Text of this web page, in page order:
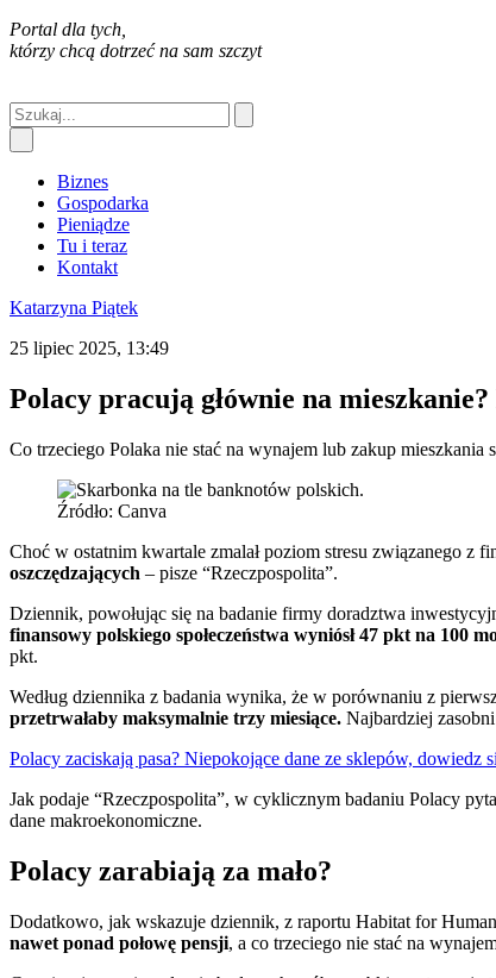
Portal dla tych,
którzy chcą dotrzeć na sam szczyt
Biznes
Gospodarka
Pieniądze
Tu i teraz
Kontakt
Katarzyna Piątek
25 lipiec 2025, 13:49
Polacy pracują głównie na
Co trzeciego Polaka nie stać na wynajem lub zakup mieszkania
Źródło: Canva
Choć w ostatnim kwartale zmalał poziom stresu związanego z
oszczędzających – pisze “Rzeczpospolita”.
Dziennik, powołując się na badanie firmy doradztwa
finansowy polskiego społeczeństwa wyniósł 47 pkt na 100
pkt.
Według dziennika z badania wynika, że w porównaniu z
przetrwałaby maksymalnie trzy miesiące. Najbardziej
Polacy zaciskają pasa? Niepokojące dane ze sklepów, dowiedz
Jak podaje “Rzeczpospolita”, w cyklicznym badaniu Polacy
dane makroekonomiczne.
Polacy zarabiają za mało?
Dodatkowo, jak wskazuje dziennik, z raportu Habitat for
nawet ponad połowę pensji, a co trzeciego nie stać na